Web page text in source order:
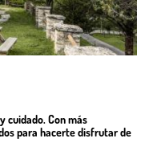
cuidado. Con más
para hacerte disfrutar de